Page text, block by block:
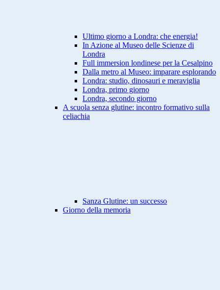
Ultimo giorno a Londra: che energia!
In Azione al Museo delle Scienze di
Londra
Full immersion londinese per la Cesalpino
Dalla metro al Museo: imparare esplorando
Londra: studio, dinosauri e meraviglia
Londra, primo giorno
Londra, secondo giorno
A scuola senza glutine: incontro formativo sulla
celiachia
Sanza Glutine: un successo
Giorno della memoria